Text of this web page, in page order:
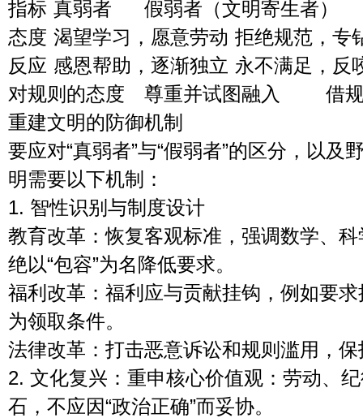
指标	真弱者	假弱者（文明寄生者）
态度	渴望学习，愿意劳动	拒
反应	感恩帮助，逐渐独立	永
对规则的
重建文明的防御机制
要应对“真弱者”与“假弱者”的区分，以及
明需要以下机制：
1. 智性识别与制度设计
教育改革：恢复客观标准，强调数学、
绝以“包容”为名降低要求。
福利改革：福利应与贡献挂钩，例如要
为领取条件。
法律改革：打击恶意诉讼和规则滥用，
2. 文化复兴：重申核心价值观：劳动、
石，不应因“政治正确”而妥协。